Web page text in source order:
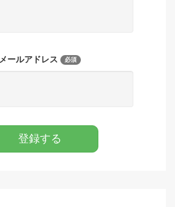
メールアドレス 必須
登録する